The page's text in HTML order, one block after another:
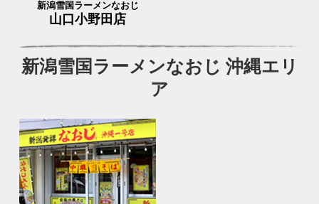
新潟雪国ラーメンなおじ
山口小野田店
新潟雪国ラーメンなおじ 沖縄エリ
ア